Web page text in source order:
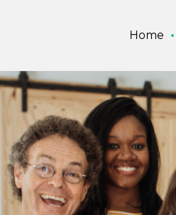
Home